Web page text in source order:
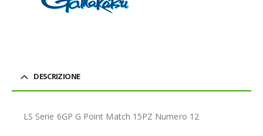
DESCRIZIONE
LS Serie 6GP G Point Match 15PZ Numero 12